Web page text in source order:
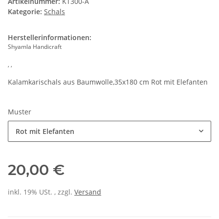
Kategorie: Schals
Herstellerinformationen:
Shyamla Handicraft
, ,
Kalamkarischals aus Baumwolle,35x180 cm Rot mit Elefanten
Muster
Rot mit Elefanten
20,00 €
inkl. 19% USt. , zzgl. Versand